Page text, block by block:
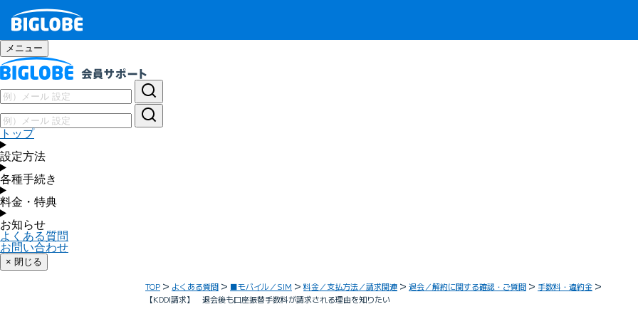
メニュー
トップ
設定方法
各種手続き
料金・特典
お知らせ
よくある質問
お問い合わせ
× 閉じる
TOP よくある質問 ■モバイル／SIM 料金／支払方法／請求関連 退会／解約に関する確認・ご質問
手数料・違約金
【KDDI請求】 退会後も口座振替手数料が請求される理由を知りたい